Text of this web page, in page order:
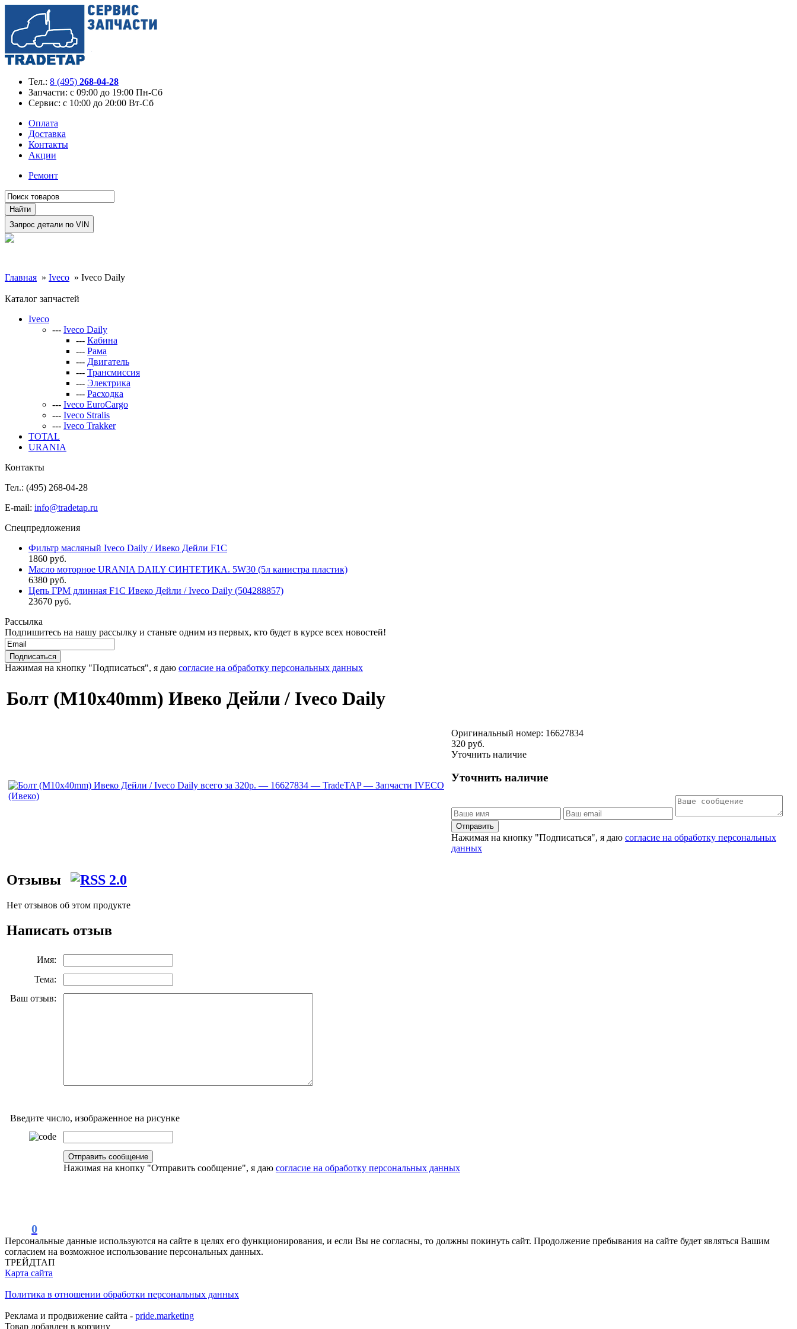
Тел.: 8 (495) 268-04-28
Запчасти: с 09:00 до 19:00 Пн-Сб
Сервис: с 10:00 до 20:00 Вт-Сб
Оплата
Доставка
Контакты
Акции
Ремонт
Главная » Iveco » Iveco Daily
Каталог запчастей
Iveco
--- Iveco Daily
--- Кабина
--- Рама
--- Двигатель
--- Трансмиссия
--- Электрика
--- Расходка
--- Iveco EuroCargo
--- Iveco Stralis
--- Iveco Trakker
TOTAL
URANIA
Контакты
Тел.: (495) 268-04-28
E-mail: info@tradetap.ru
Спецпредложения
Фильтр масляный Iveco Daily / Ивеко Дейли F1C
1860 руб.
Масло моторное URANIA DAILY СИНТЕТИКА. 5W30 (5л канистра пластик)
6380 руб.
Цепь ГРМ длинная F1C Ивеко Дейли / Iveco Daily (504288857)
23670 руб.
Рассылка
Подпишитесь на нашу рассылку и станьте одним из первых, кто будет в курсе всех новостей!
Нажимая на кнопку "Подписаться", я даю согласие на обработку персональных данных
Болт (М10х40mm) Ивеко Дейли / Iveco Daily
Оригинальный номер: 16627834
320 руб.
Уточнить наличие
Уточнить наличие
Отправить
Нажимая на кнопку "Подписаться", я даю согласие на обработку персональных
данных
Отзывы
Нет отзывов об этом продукте
Написать отзыв
Имя:
Тема:
Ваш отзыв:
Введите число, изображенное на рисунке
Нажимая на кнопку "Отправить сообщение", я даю согласие на обработку персональных данных
0
Персональные данные используются на сайте в целях его функционирования, и если Вы не согласны, то должны покинуть сайт. Продолжение пребывания на сайте будет являться Вашим
согласием на возможное использование персональных данных.
ТРЕЙДТАП
Карта сайта
Политика в отношении обработки персональных данных
Реклама и продвижение сайта - pride.marketing
Товар добавлен в корзину